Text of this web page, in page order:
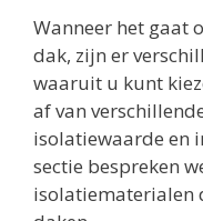
Wanneer het gaat
dak, zijn er
waaruit u kunt
af van
isolatiewaarde en
sectie bespreken
isolatiematerialen